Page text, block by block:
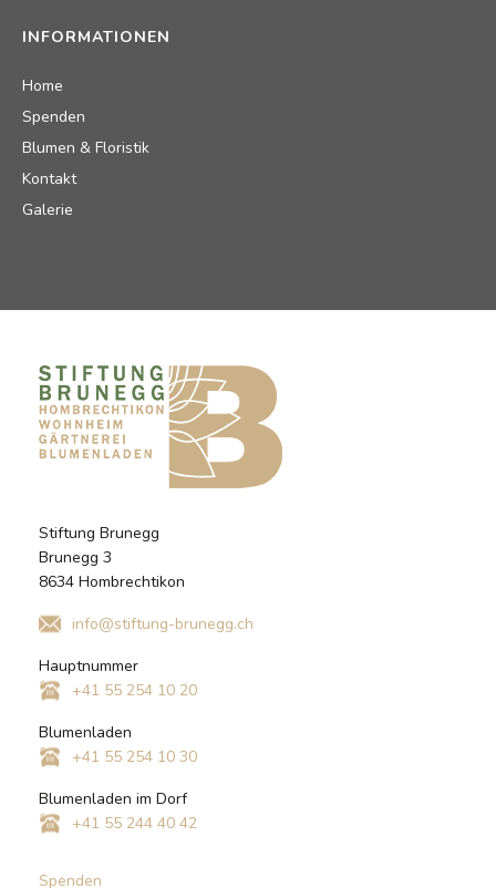
INFORMATIONEN
Home
Spenden
Blumen & Floristik
Kontakt
Galerie
Stiftung Brunegg
Brunegg 3
8634 Hombrechtikon
info@stiftung-brunegg.ch
Hauptnummer
+41 55 254 10 20
Blumenladen
+41 55 254 10 30
Blumenladen im Dorf
+41 55 244 40 42
Spenden